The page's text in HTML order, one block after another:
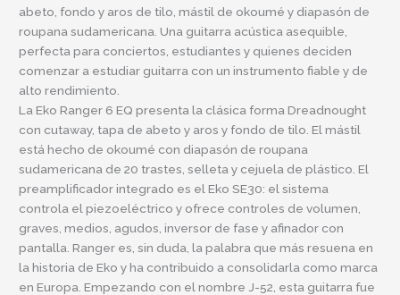
abeto, fondo y aros de tilo, mástil de okoumé y diapasón de
roupana sudamericana. Una guitarra acústica asequible,
perfecta para conciertos, estudiantes y quienes deciden
comenzar a estudiar guitarra con un instrumento fiable y de
alto rendimiento.
La Eko Ranger 6 EQ presenta la clásica forma Dreadnought
con cutaway, tapa de abeto y aros y fondo de tilo. El mástil
está hecho de okoumé con diapasón de roupana
sudamericana de 20 trastes, selleta y cejuela de plástico. El
preamplificador integrado es el Eko SE30: el sistema
controla el piezoeléctrico y ofrece controles de volumen,
graves, medios, agudos, inversor de fase y afinador con
pantalla. Ranger es, sin duda, la palabra que más resuena en
la historia de Eko y ha contribuido a consolidarla como marca
en Europa. Empezando con el nombre J-52, esta guitarra fue